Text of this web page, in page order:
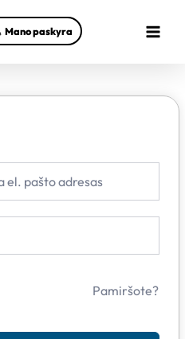
Mano paskyra
Menu
Pamiršote?